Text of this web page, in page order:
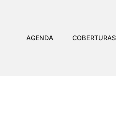
AGENDA COBERTURAS